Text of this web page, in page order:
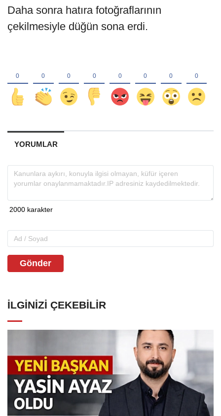
Daha sonra hatıra fotoğraflarının
çekilmesiyle düğün sona erdi.
YORUMLAR
Gönder
İLGINIZI ÇEKEBILIR